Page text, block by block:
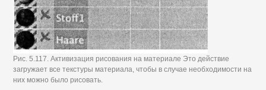
Рис. 5.117. Активизация рисования на материале Это действие
загружает все текстуры материала, чтобы в случае необходимости на
них можно было рисовать.